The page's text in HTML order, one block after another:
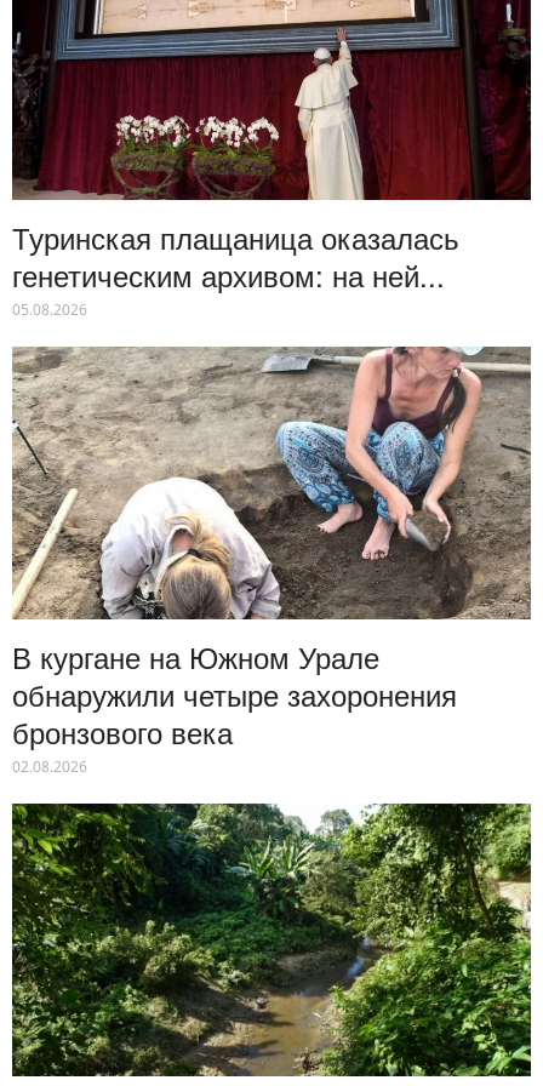
Философские школы и религиозные течения
Туринская плащаница оказалась
генетическим архивом: на ней...
05.08.2026
В кургане на Южном Урале
обнаружили четыре захоронения
бронзового века
02.08.2026